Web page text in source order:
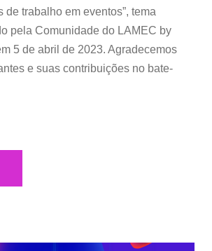
de trabalho em eventos”, tema
pela Comunidade do LAMEC by
5 de abril de 2023. Agradecemos
e suas contribuições no bate-